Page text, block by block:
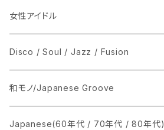
女性アイドル
シングル盤
あ行
か行
LP
CD
Disco / Soul / Jazz / Fusion
シングル盤
A
12インチ・シングル
和モノ/Japanese Groove
シングル盤
Japanese(60年代 / 70年代 / 80年代)